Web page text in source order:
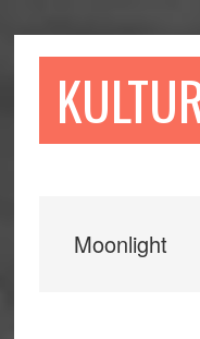
till
till
sidofältet
till
Moonlight